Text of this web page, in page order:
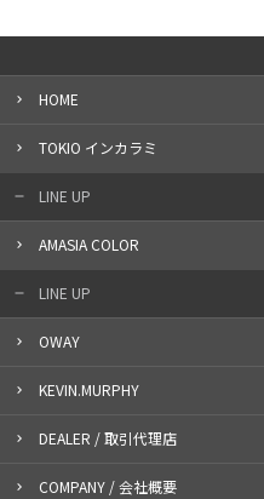
HOME
TOKIO インカラミ
LINE UP
AMASIA COLOR
LINE UP
OWAY
KEVIN.MURPHY
DEALER / 取引代理店
COMPANY / 会社概要